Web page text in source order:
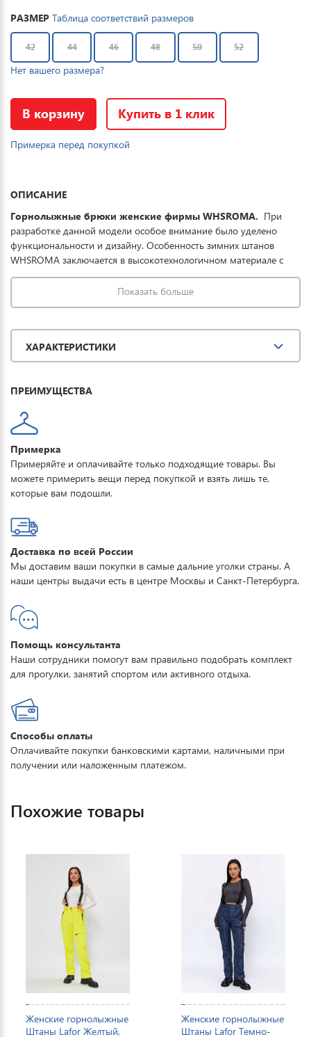
РАЗМЕР Таблица соответствий размеров
42 44 46 48 50 52
Нет вашего размера?
В корзину Купить в 1 клик
Примерка перед покупкой
ОПИСАНИЕ
Горнолыжные брюки женские фирмы WHSROMA. При
разработке данной модели особое внимание было уделено
функциональности и дизайну. Особенность зимних штанов
WHSROMA заключается в высокотехнологичном материале с
пропиткой, которая совместно с мембраной обеспечивает
превосходную защиту одежды от проникновения влаги, что
обеспечивает до 8 часов катания в условиях мокрого снега.
повседневной носки и комфортного отдыха на горных лыжах.
Характеристики: Эргономичный крой утепленных штанов не
стесняет движения, имеют вентиляцию на молнии.
Показать больше
ХАРАКТЕРИСТИКИ
ПРЕИМУЩЕСТВА
Примерка
Примеряйте и оплачивайте только подходящие товары. Вы
можете примерить вещи перед покупкой и взять лишь те,
которые вам подошли.
Доставка по всей России
Мы доставим ваши покупки в самые дальние уголки страны. А
наши центры выдачи есть в центре Москвы и Санкт-Петербурга.
Помощь консультанта
Наши сотрудники помогут вам правильно подобрать комплект
для прогулки, занятий спортом или активного отдыха.
Способы оплаты
Оплачивайте покупки банковскими картами, наличными при
получении или наложенным платежом.
Похожие товары
Женские горнолыжные
Штаны Lafor Желтый,
Женские горнолыжные
Штаны Lafor Темно-